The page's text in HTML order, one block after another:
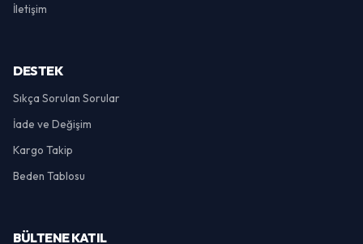
İletişim
DESTEK
Sıkça Sorulan Sorular
İade ve Değişim
Kargo Takip
Beden Tablosu
BÜLTENE KATIL